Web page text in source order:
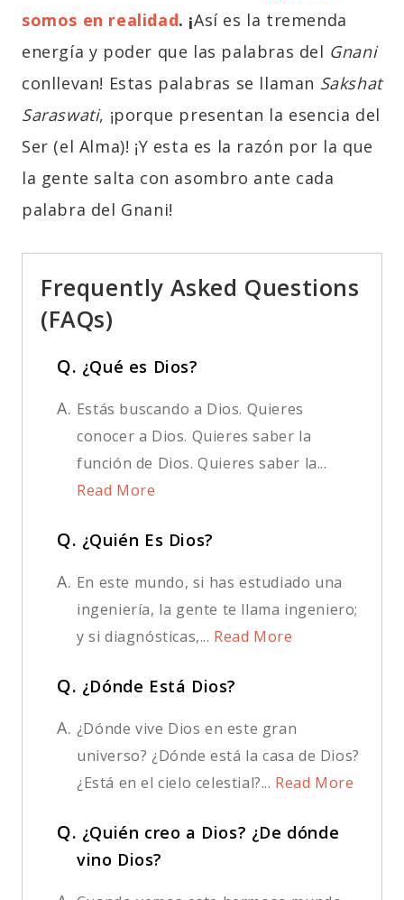
somos en realidad. ¡Así es la tremenda
energía y poder que las palabras del Gnani
conllevan! Estas palabras se llaman Sakshat
Saraswati, ¡porque presentan la esencia del
Ser (el Alma)! ¡Y esta es la razón por la que
la gente salta con asombro ante cada
palabra del Gnani!
Frequently Asked Questions
(FAQs)
Q. ¿Qué es Dios?
A. Estás buscando a Dios. Quieres
conocer a Dios. Quieres saber la
función de Dios. Quieres saber la...
Read More
Q. ¿Quién Es Dios?
A. En este mundo, si has estudiado una
ingeniería, la gente te llama ingeniero;
y si diagnósticas,... Read More
Q. ¿Dónde Está Dios?
A. ¿Dónde vive Dios en este gran
universo? ¿Dónde está la casa de Dios?
¿Está en el cielo celestial?... Read More
Q. ¿Quién creo a Dios? ¿De dónde
vino Dios?